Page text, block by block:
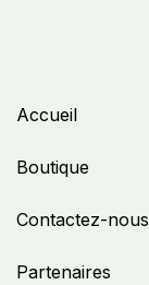
Accueil
Boutique
Contactez-nous
Partenaires